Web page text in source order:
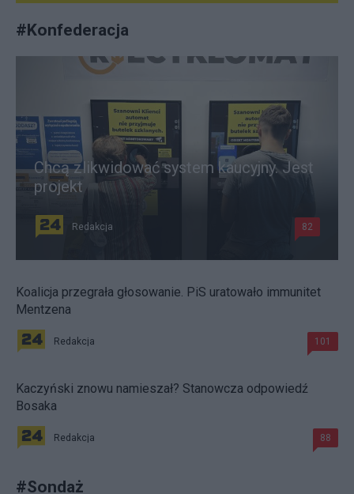
#Konfederacja
Chcą zlikwidować system kaucyjny. Jest
projekt
Redakcja 82
Koalicja przegrała głosowanie. PiS uratowało immunitet
Mentzena
Redakcja 101
Kaczyński znowu namieszał? Stanowcza odpowiedź
Bosaka
Redakcja 88
#Sondaż